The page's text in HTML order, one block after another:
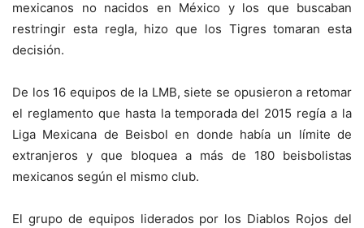
mexicanos no nacidos en México y los que buscaban
restringir esta regla, hizo que los Tigres tomaran esta
decisión.
De los 16 equipos de la LMB, siete se opusieron a retomar
el reglamento que hasta la temporada del 2015 regía a la
Liga Mexicana de Beisbol en donde había un límite de
extranjeros y que bloquea a más de 180 beisbolistas
mexicanos según el mismo club.
El grupo de equipos liderados por los Diablos Rojos del